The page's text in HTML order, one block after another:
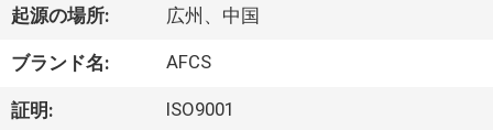
製
品
起源の場所: 広州、中国
ブランド名: AFCS
証明: ISO9001